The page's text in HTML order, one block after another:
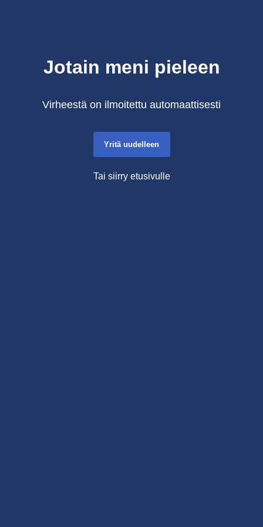
Jotain meni pieleen
Virheestä on ilmoitettu automaattisesti
Yritä uudelleen
Tai siirry etusivulle